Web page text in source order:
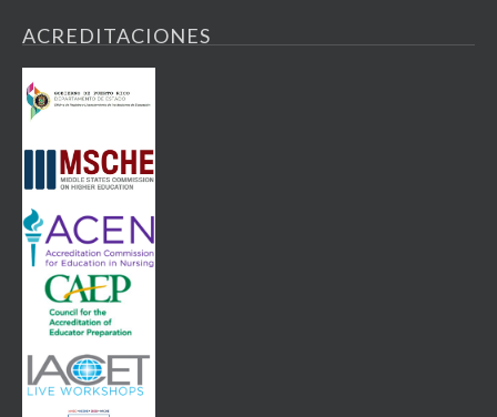
ACREDITACIONES